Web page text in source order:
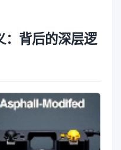
：背后的深层逻